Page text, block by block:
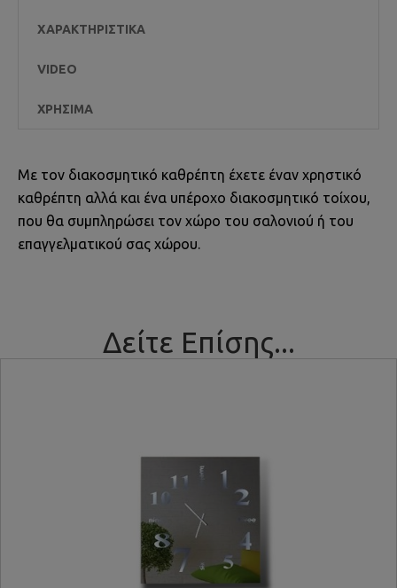
ΧΑΡΑΚΤΗΡΙΣΤΙΚΆ
VIDEO
ΧΡΉΣΙΜΑ
Με τον διακοσμητικό καθρέπτη έχετε έναν χρηστικό
καθρέπτη αλλά και ένα υπέροχο διακοσμητικό τοίχου,
που θα συμπληρώσει τον χώρο του σαλονιού ή του
επαγγελματικού σας χώρου.
Δείτε Επίσης...